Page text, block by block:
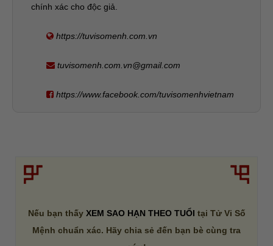
chính xác cho độc giả.
https://tuvisomenh.com.vn
tuvisomenh.com.vn@gmail.com
https://www.facebook.com/tuvisomenhvietnam
Nếu bạn thấy XEM SAO HẠN THEO TUỔI tại Tử Vi Số
Mệnh chuẩn xác. Hãy chia sẻ đến bạn bè cùng tra